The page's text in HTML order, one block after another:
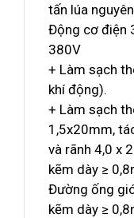
tấn lúa
Động cơ điện
380V
+ Làm sạch
khí động).
+ Làm sạch
1,5x20mm,
và rãnh 4,0 x
kẽm dày ≥
Đường ống
kẽm dày ≥